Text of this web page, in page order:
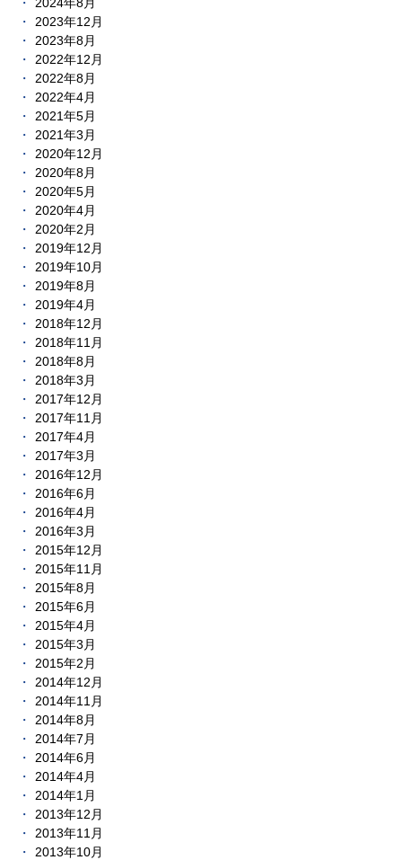
2024年8月
2023年12月
2023年8月
2022年12月
2022年8月
2022年4月
2021年5月
2021年3月
2020年12月
2020年8月
2020年5月
2020年4月
2020年2月
2019年12月
2019年10月
2019年8月
2019年4月
2018年12月
2018年11月
2018年8月
2018年3月
2017年12月
2017年11月
2017年4月
2017年3月
2016年12月
2016年6月
2016年4月
2016年3月
2015年12月
2015年11月
2015年8月
2015年6月
2015年4月
2015年3月
2015年2月
2014年12月
2014年11月
2014年8月
2014年7月
2014年6月
2014年4月
2014年1月
2013年12月
2013年11月
2013年10月